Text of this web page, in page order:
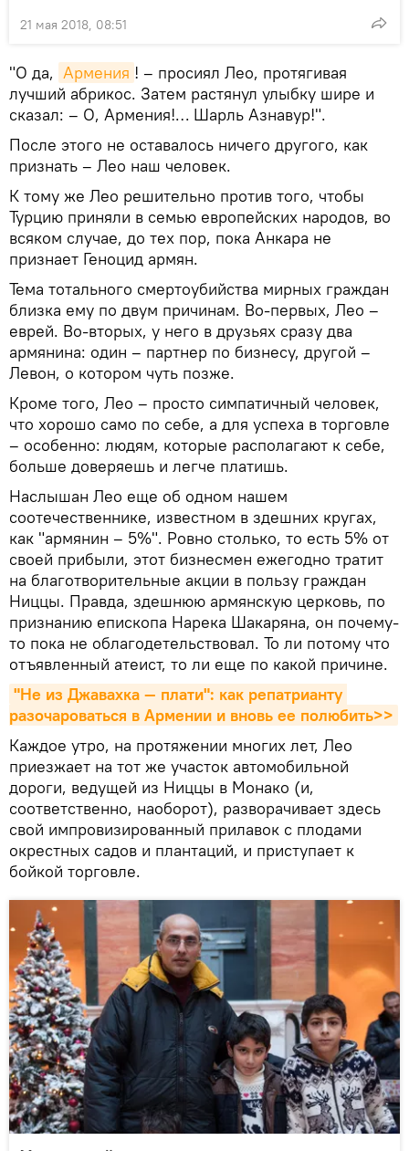
21 мая 2018, 08:51
"О да, Армения ! – просиял Лео, протягивая
лучший абрикос. Затем растянул улыбку шире и
сказал: – О, Армения!… Шарль Азнавур!".
После этого не оставалось ничего другого, как
признать – Лео наш человек.
К тому же Лео решительно против того, чтобы
Турцию приняли в семью европейских народов, во
всяком случае, до тех пор, пока Анкара не
признает Геноцид армян.
Тема тотального смертоубийства мирных граждан
близка ему по двум причинам. Во-первых, Лео –
еврей. Во-вторых, у него в друзьях сразу два
армянина: один – партнер по бизнесу, другой –
Левон, о котором чуть позже.
Кроме того, Лео – просто симпатичный человек,
что хорошо само по себе, а для успеха в торговле
– особенно: людям, которые располагают к себе,
больше доверяешь и легче платишь.
Наслышан Лео еще об одном нашем
соотечественнике, известном в здешних кругах,
как "армянин – 5%". Ровно столько, то есть 5% от
своей прибыли, этот бизнесмен ежегодно тратит
на благотворительные акции в пользу граждан
Ниццы. Правда, здешнюю армянскую церковь, по
признанию епископа Нарека Шакаряна, он почему-
то пока не облагодетельствовал. То ли потому что
отъявленный атеист, то ли еще по какой причине.
"Не из Джавахка — плати": как репатрианту
разочароваться в Армении и вновь ее полюбить>>
Каждое утро, на протяжении многих лет, Лео
приезжает на тот же участок автомобильной
дороги, ведущей из Ниццы в Монако (и,
соответственно, наоборот), разворачивает здесь
свой импровизированный прилавок с плодами
окрестных садов и плантаций, и приступает к
бойкой торговле.